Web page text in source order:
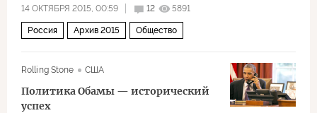
Михаил Ходорковский Билл Клинтон
Борис Березовский НАТО
14 ОКТЯБРЯ 2015, 00:59 12 5891
Россия Архив 2015 Общество
Rolling Stone США
Политика Обамы — исторический
успех